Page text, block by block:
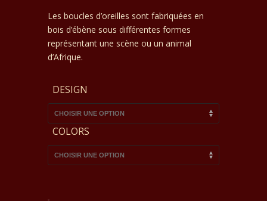
prix :
10€
Les boucles d’oreilles sont fabriquées en
bois d’ébène sous différentes formes
représentant une scène ou un animal
d’Afrique.
DESIGN
COLORS